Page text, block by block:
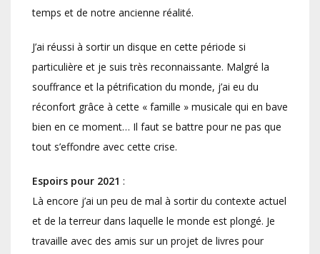
temps et de notre ancienne réalité.
J’ai réussi à sortir un disque en cette période si
particulière et je suis très reconnaissante. Malgré la
souffrance et la pétrification du monde, j’ai eu du
réconfort grâce à cette « famille » musicale qui en bave
bien en ce moment… Il faut se battre pour ne pas que
tout s’effondre avec cette crise.
Espoirs pour 2021 :
Là encore j’ai un peu de mal à sortir du contexte actuel
et de la terreur dans laquelle le monde est plongé. Je
travaille avec des amis sur un projet de livres pour